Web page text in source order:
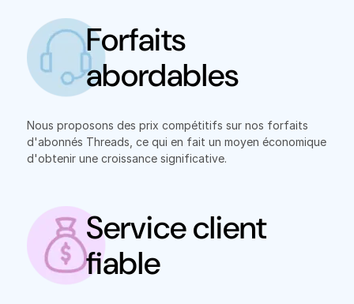
Forfaits
abordables
Nous proposons des prix compétitifs sur nos forfaits
d'abonnés Threads, ce qui en fait un moyen économique
d'obtenir une croissance significative.
Service client
fiable